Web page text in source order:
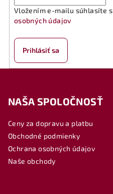
Vložením e-mailu súhlasíte s
osobných údajov
Prihlásiť sa
NAŠA SPOLOČNOSŤ
Ceny za dopravu a platbu
Obchodné podmienky
Ochrana osobných údajov
Naše obchody